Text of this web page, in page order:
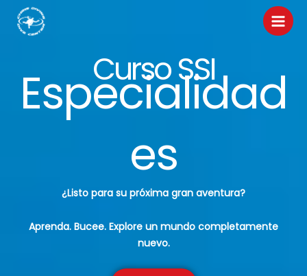
Curso SSI
Especialidad
es
¿Listo para su próxima gran aventura?
Aprenda. Bucee. Explore un mundo completamente
nuevo.